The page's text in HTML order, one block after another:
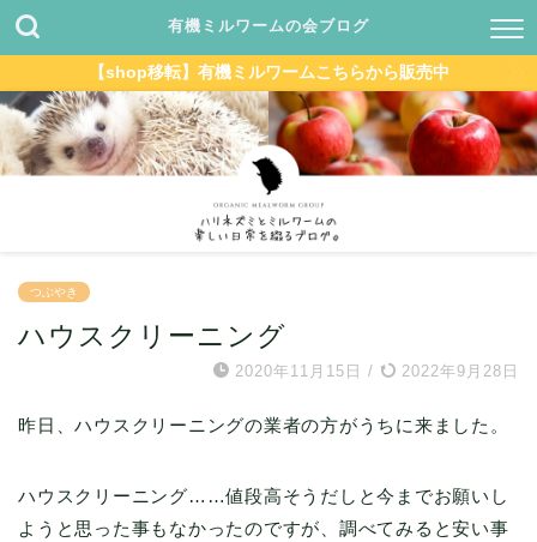
有機ミルワームの会ブログ
【shop移転】有機ミルワームこちらから販売中
つぶやき
ハウスクリーニング
2020年11月15日 / 2022年9月28日
昨日、ハウスクリーニングの業者の方がうちに来ました。
ハウスクリーニング……値段高そうだしと今までお願いし
ようと思った事もなかったのですが、調べてみると安い事